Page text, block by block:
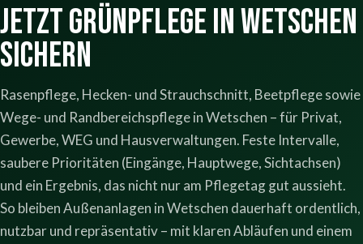
Jetzt Grünpflege in Wetschen
sichern
Rasenpflege, Hecken- und Strauchschnitt, Beetpflege sowie
Wege- und Randbereichspflege in Wetschen – für Privat,
Gewerbe, WEG und Hausverwaltungen. Feste Intervalle,
saubere Prioritäten (Eingänge, Hauptwege, Sichtachsen)
und ein Ergebnis, das nicht nur am Pflegetag gut aussieht.
So bleiben Außenanlagen in Wetschen dauerhaft ordentlich,
nutzbar und repräsentativ – mit klaren Abläufen und einem